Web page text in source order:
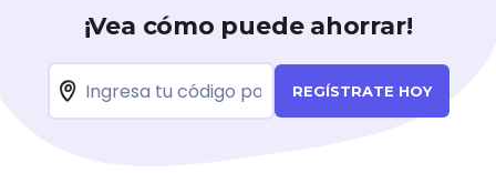
¡Vea cómo puede ahorrar!
REGÍSTRATE HOY